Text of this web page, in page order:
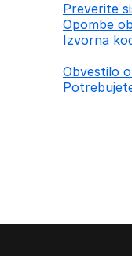
Preverite
Opombe
Izvorna
Obvestilo